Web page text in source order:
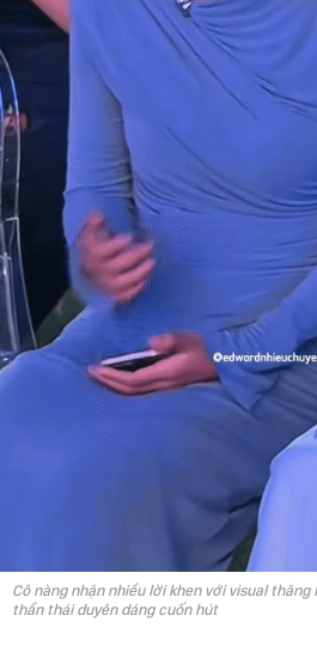
Cô nàng nhận nhiều lời khen với visual
thần thái duyên dáng cuốn hút